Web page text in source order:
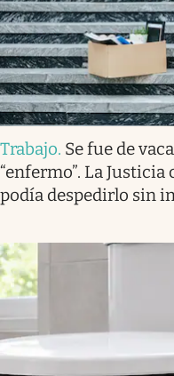
Trabajo. Se fue de
“enfermo”. La
podía despedirlo sin